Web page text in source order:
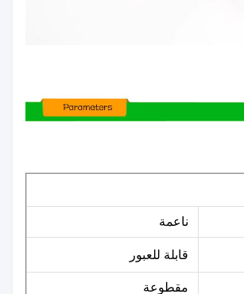
ناعمة
قابلة للعبور
مقطوعة